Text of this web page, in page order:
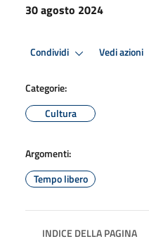
30 agosto 2024
Condividi Vedi azioni
Categorie:
Cultura
Argomenti:
Tempo libero
INDICE DELLA PAGINA